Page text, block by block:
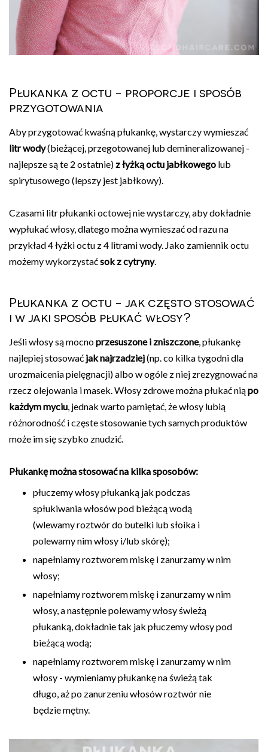
Płukanka z octu - proporcje i sposób
przygotowania
Aby przygotować kwaśną płukankę, wystarczy wymieszać
litr wody(bieżącej, przegotowanej lub demineralizowanej -
najlepsze są te 2 ostatnie) z łyżką octu jabłkowego lub
spirytusowego (lepszy jest jabłkowy).
Czasami litr płukanki octowej nie wystarczy, aby dokładnie
wypłukać włosy, dlatego można wymieszać od razu na
przykład 4 łyżki octu z 4 litrami wody. Jako zamiennik octu
możemy wykorzystaćsok z cytryny.
Płukanka z octu - jak często stosować
i w jaki sposób płukać włosy?
Jeśli włosy są mocnoprzesuszone i zniszczone, płukankę
najlepiej stosować jaknajrzadziej(np. co kilka tygodni dla
urozmaicenia pielęgnacji) albo w ogóle z niej zrezygnować na
rzecz olejowania i masek. Włosy zdrowe można płukać niąpo
każdym myciu , jednak warto pamiętać, że włosy lubią
różnorodność i częste stosowanie tych samych produktów
może im się szybko znudzić.
Płukankę można stosować na kilka sposobów:
płuczemy włosy płukanką jak podczas
spłukiwania włosów pod bieżącą wodą
(wlewamy roztwór do butelki lub słoika i
polewamy nim włosy i/lub skórę);
napełniamy roztworem miskę i zanurzamy w nim
włosy;
napełniamy roztworem miskę i zanurzamy w nim
włosy, a następnie polewamy włosy świeżą
płukanką, dokładnie tak jak płuczemy włosy pod
bieżącą wodą;
napełniamy roztworem miskę i zanurzamy w nim
włosy - wymieniamy płukankę na świeżą tak
długo, aż po zanurzeniu włosów roztwór nie
będzie mętny.